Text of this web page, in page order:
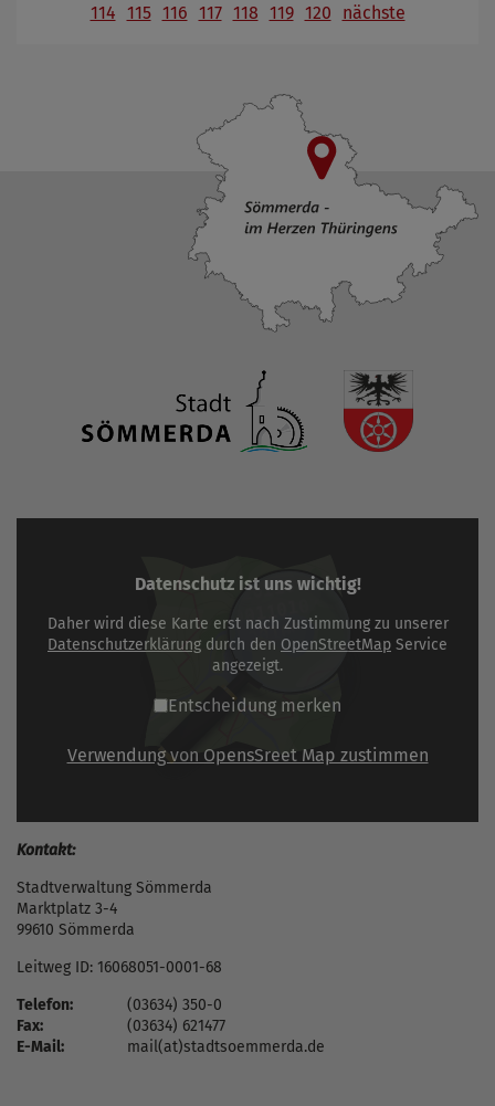
114 115 116 117 118 119 120 nächste
Datenschutz ist uns wichtig!
Daher wird diese Karte erst nach Zustimmung zu unserer
Datenschutzerklärung durch den OpenStreetMap Service
angezeigt.
Entscheidung merken
Verwendung von OpensSreet Map zustimmen
Kontakt:
Stadtverwaltung Sömmerda
Marktplatz 3-4
99610 Sömmerda
Leitweg ID: 16068051-0001-68
Telefon:
(03634) 350-0
Fax:
(03634) 621477
E-Mail:
mail(at)stadtsoemmerda.de